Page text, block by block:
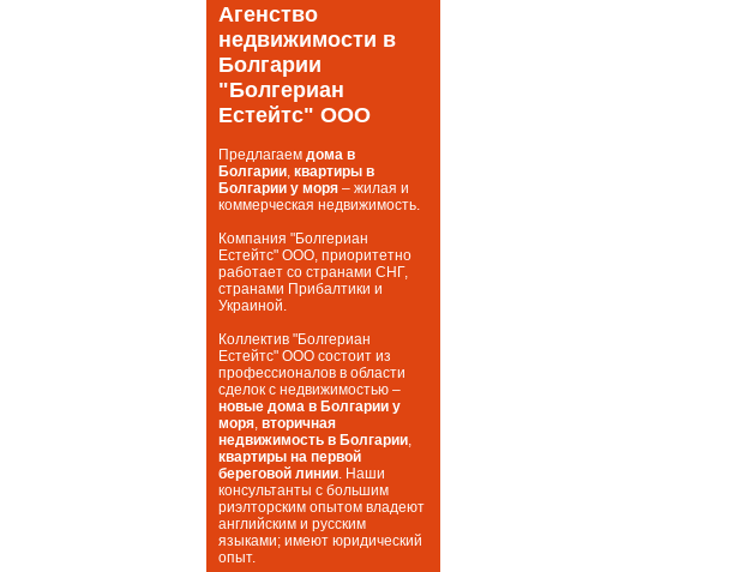
Агенство
недвижимости в
Болгарии
"Болгериан
Естейтс" ООО
Предлагаем дома в
Болгарии, квартиры в
Болгарии у моря – жилая и
коммерческая недвижимость.
Компания "Болгериан
Естейтс" ООО, приоритетно
работает со странами СНГ,
странами Прибалтики и
Украиной.
Коллектив "Болгериан
Естейтс" ООО состоит из
профессионалов в области
сделок с недвижимостью –
новые дома в Болгарии у
моря, вторичная
недвижимость в Болгарии,
квартиры на первой
береговой линии. Наши
консультанты с большим
риэлторским опытом владеют
английским и русским
языками; имеют юридический
опыт.